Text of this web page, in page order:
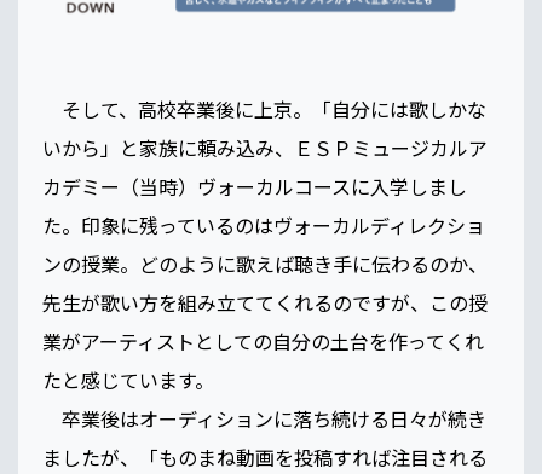
そして、高校卒業後に上京。「自分には歌しかな
いから」と家族に頼み込み、ＥＳＰミュージカルア
カデミー（当時）ヴォーカルコースに入学しまし
た。印象に残っているのはヴォーカルディレクショ
ンの授業。どのように歌えば聴き手に伝わるのか、
先生が歌い方を組み立ててくれるのですが、この授
業がアーティストとしての自分の土台を作ってくれ
たと感じています。
卒業後はオーディションに落ち続ける日々が続き
ましたが、「ものまね動画を投稿すれば注目される